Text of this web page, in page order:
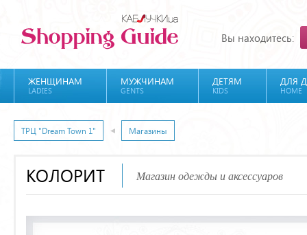
Вы находитесь:
ЖЕНЩИНАМ
LADIES
МУЖЧИНАМ
GENTS
ДЕТЯМ
KIDS
ДЛЯ
HOME
ТРЦ "Dream Town 1" Магазины
КОЛОРИТ Магазин одежды и аксессуаров